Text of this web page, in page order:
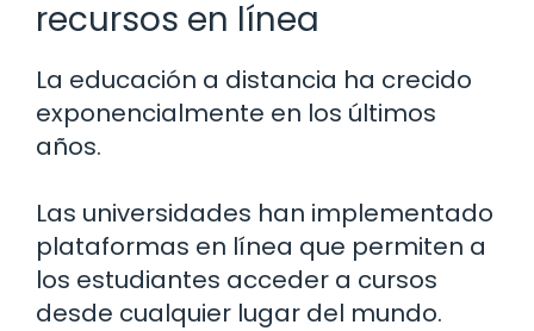
recursos en línea
La educación a distancia ha crecido
exponencialmente en los últimos
años.
Las universidades han implementado
plataformas en línea que permiten a
los estudiantes acceder a cursos
desde cualquier lugar del mundo.